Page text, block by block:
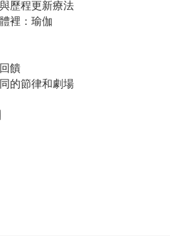
歷程更新療法
裡：瑜伽
饋
的節律和劇場